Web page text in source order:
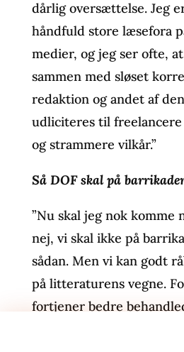
dårlig oversættelse. Jeg
håndfuld store læsefora
medier, og jeg ser ofte,
sammen med sløset
redaktion og andet af
udliciteres til
og strammere vilkår.”
Så DOF skal på
”Nu skal jeg nok komme
nej, vi skal ikke på
sådan. Men vi kan godt
på litteraturens vegne.
fortjener bedre